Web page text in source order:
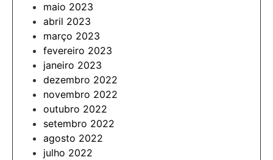
maio 2023
abril 2023
março 2023
fevereiro 2023
janeiro 2023
dezembro 2022
novembro 2022
outubro 2022
setembro 2022
agosto 2022
julho 2022